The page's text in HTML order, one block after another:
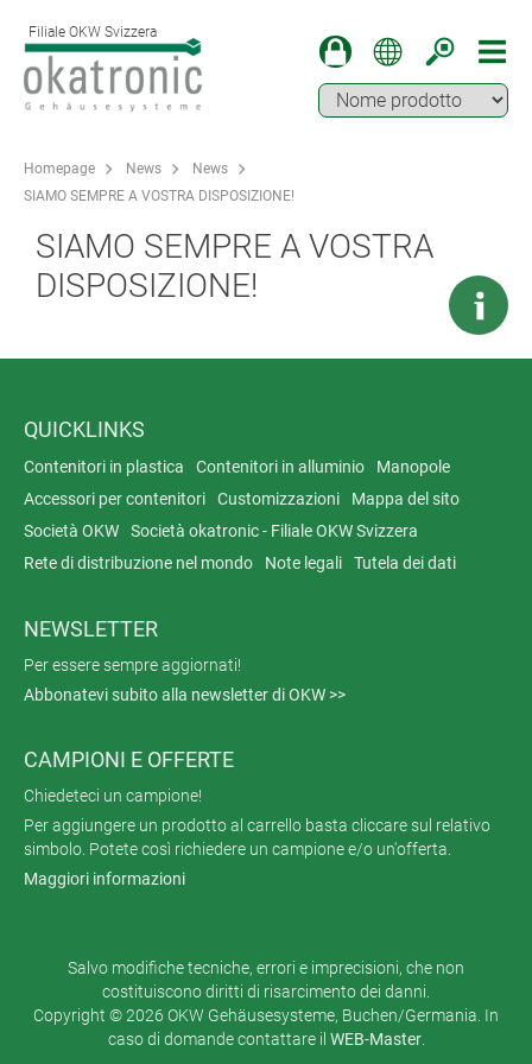
Filiale OKW Svizzera
Homepage News
News
SIAMO SEMPRE A VOSTRA DISPOSIZIONE!
SIAMO SEMPRE A VOSTRA
DISPOSIZIONE!
QUICKLINKS
Contenitori in plastica Contenitori in alluminio
Manopole
Accessori per contenitori
Customizzazioni
Mappa del sito
Società OKW
Società okatronic - Filiale OKW Svizzera
Rete di distribuzione nel mondo
Note legali Tutela dei dati
NEWSLETTER
Per essere sempre aggiornati!
Abbonatevi subito alla newsletter di OKW >>
CAMPIONI E OFFERTE
Chiedeteci un campione!
Per aggiungere un prodotto al carrello basta cliccare sul relativo
simbolo. Potete così richiedere un campione e/o un'offerta.
Maggiori informazioni
Salvo modifiche tecniche, errori e imprecisioni, che non
costituiscono diritti di risarcimento dei danni.
Copyright © 2026 OKW Gehäusesysteme, Buchen/Germania. In
caso di domande contattare il WEB-Master.